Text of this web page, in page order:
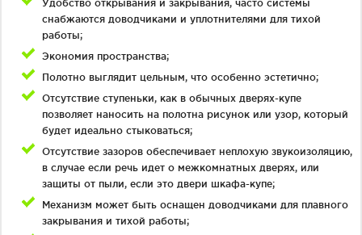
Удобство открывания и закрывания, часто системы
снабжаются доводчиками и уплотнителями для тихой
работы;
Экономия пространства;
Полотно выглядит цельным, что особенно эстетично;
Отсутствие ступеньки, как в обычных дверях-купе
позволяет наносить на полотна рисунок или узор, который
будет идеально стыковаться;
Отсутствие зазоров обеспечивает неплохую звукоизоляцию,
в случае если речь идет о межкомнатных дверях, или
защиты от пыли, если это двери шкафа-купе;
Механизм может быть оснащен доводчиками для плавного
закрывания и тихой работы;